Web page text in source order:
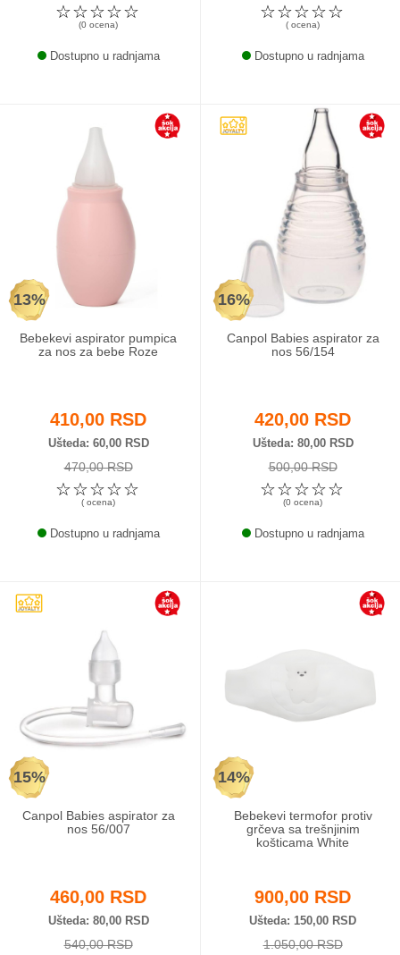
☆
☆
☆
☆
☆
(0 ocena)
Dostupno u radnjama
☆
☆
☆
☆
☆
( ocena)
Dostupno u radnjama
13%
Bebekevi aspirator pumpica
za nos za bebe Roze
410,00 RSD
Ušteda 60,00 RSD
470,00 RSD
☆
☆
☆
☆
☆
( ocena)
Dostupno u radnjama
16%
Canpol Babies aspirator za
nos 56/154
420,00 RSD
Ušteda 80,00 RSD
500,00 RSD
☆
☆
☆
☆
☆
(0 ocena)
Dostupno u radnjama
15%
Canpol Babies aspirator za
nos 56/007
460,00 RSD
Ušteda 80,00 RSD
540,00 RSD
14%
Bebekevi termofor protiv
grčeva sa trešnjinim
košticama White
900,00 RSD
Ušteda 150,00 RSD
1.050,00 RSD